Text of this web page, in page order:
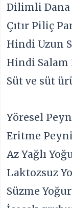
Dilimli Dana
Çıtır Piliç
Hindi Uzun
Hindi Salam
Süt ve süt
Yöresel
Eritme
Az Yağlı
Laktozsuz
Süzme